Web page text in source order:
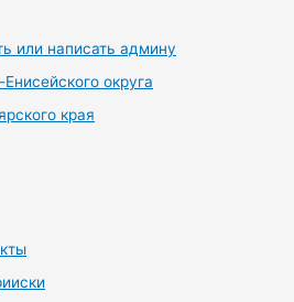
или написать админу
округа
края